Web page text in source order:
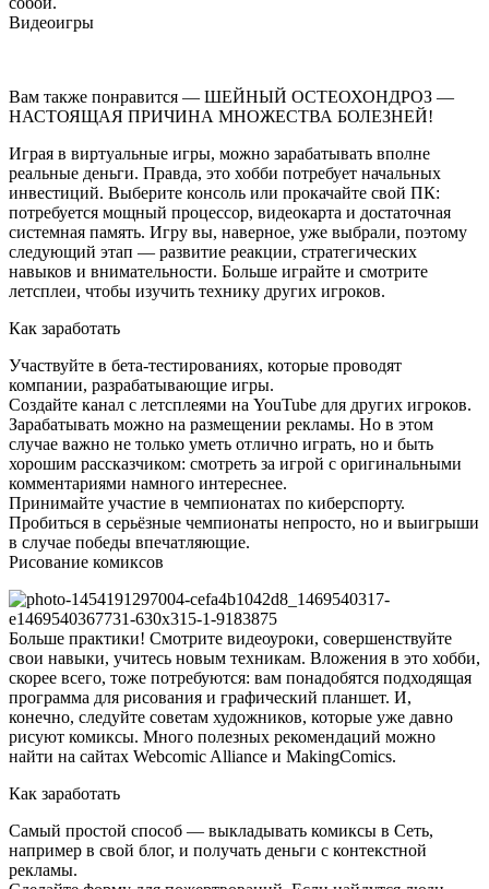
Видеоигры
Вам также понравится — ШЕЙНЫЙ ОСТЕОХОНДРОЗ —
НАСТОЯЩАЯ ПРИЧИНА МНОЖЕСТВА БОЛЕЗНЕЙ!
Играя в виртуальные игры, можно зарабатывать вполне
реальные деньги. Правда, это хобби потребует начальных
инвестиций. Выберите консоль или прокачайте свой ПК:
потребуется мощный процессор, видеокарта и достаточная
системная память. Игру вы, наверное, уже выбрали, поэтому
следующий этап — развитие реакции, стратегических
навыков и внимательности. Больше играйте и смотрите
летсплеи, чтобы изучить технику других игроков.
Как заработать
Участвуйте в бета-тестированиях, которые проводят
компании, разрабатывающие игры.
Создайте канал с летсплеями на YouTube для других игроков.
Зарабатывать можно на размещении рекламы. Но в этом
случае важно не только уметь отлично играть, но и быть
хорошим рассказчиком: смотреть за игрой с оригинальными
комментариями намного интереснее.
Принимайте участие в чемпионатах по киберспорту.
Пробиться в серьёзные чемпионаты непросто, но и выигрыши
в случае победы впечатляющие.
Рисование комиксов
Больше практики! Смотрите видеоуроки, совершенствуйте
свои навыки, учитесь новым техникам. Вложения в это хобби,
скорее всего, тоже потребуются: вам понадобятся подходящая
программа для рисования и графический планшет. И,
конечно, следуйте советам художников, которые уже давно
рисуют комиксы. Много полезных рекомендаций можно
найти на сайтах Webcomic Alliance и MakingComics.
Как заработать
Самый простой способ — выкладывать комиксы в Сеть,
например в свой блог, и получать деньги с контекстной
рекламы.